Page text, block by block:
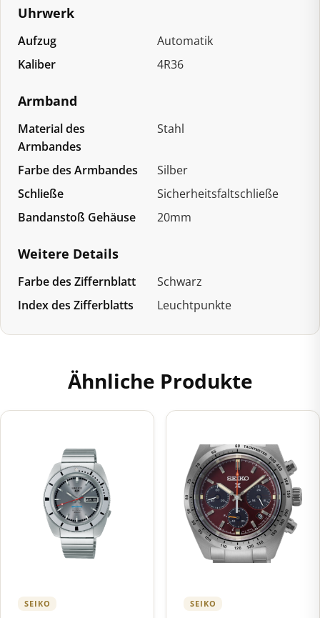
Uhrwerk
Aufzug
Automatik
Kaliber
4R36
Armband
Material des
Armbandes
Stahl
Farbe des Armbandes
Silber
Schließe
Sicherheitsfaltschließe
Bandanstoß Gehäuse
20mm
Weitere Details
Farbe des Ziffernblatt
Schwarz
Index des Zifferblatts
Leuchtpunkte
Ähnliche Produkte
SEIKO SEIKO